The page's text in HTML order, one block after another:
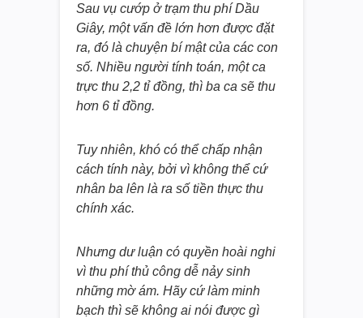
Sau vụ cướp ở trạm thu phí Dầu
Giây, một vấn đề lớn hơn được đặt
ra, đó là chuyện bí mật của các con
số. Nhiều người tính toán, một ca
trực thu 2,2 tỉ đồng, thì ba ca sẽ thu
hơn 6 tỉ đồng.
Tuy nhiên, khó có thể chấp nhận
cách tính này, bởi vì không thể cứ
nhân ba lên là ra số tiền thực thu
chính xác.
Nhưng dư luận có quyền hoài nghi
vì thu phí thủ công dễ nảy sinh
những mờ ám. Hãy cứ làm minh
bạch thì sẽ không ai nói được gì